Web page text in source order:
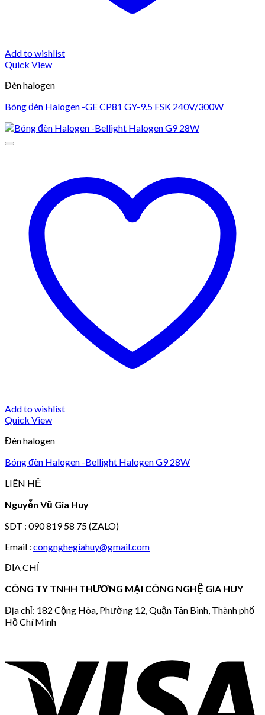
Add to wishlist
Quick View
Đèn halogen
Bóng đèn Halogen -GE CP81 GY-9.5 FSK 240V/300W
Add to wishlist
Quick View
Đèn halogen
Bóng đèn Halogen -Bellight Halogen G9 28W
LIÊN HỆ
Nguyễn Vũ Gia Huy
SDT : 090 819 58 75 (ZALO)
Email : congnghegiahuy@gmail.com
ĐỊA CHỈ
CÔNG TY TNHH THƯƠNG MẠI CÔNG NGHỆ GIA HUY
Địa chỉ: 182 Cộng Hòa, Phường 12, Quận Tân Bình, Thành phố
Hồ Chí Minh